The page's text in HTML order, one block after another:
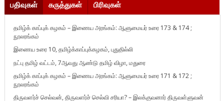
பதிவுகள் கருத்துகள் பிரிவுகள்
தமிழ்க் காப்புக் கழகம் – இணைய அரங்கம்: ஆளுமையர் உரை 173 & 174 ;
நூலரங்கம்
இணைய உரை 10, தமிழ்க்காப்புக்கழகம், புதுதில்லி
நட்பு தமிழ் வட்டம், 7ஆவது ஆண்டு தமிழ் விழா, மதுரை
தமிழ்க் காப்புக் கழகம் – இணைய அரங்கம்: ஆளுமையர் உரை 171 & 172 ;
நூலரங்கம்
திருவளர்ச் செல்வன், திருவளர்ச் செல்வி சரியா? – இலக்குவனார் திருவள்ளுவன்